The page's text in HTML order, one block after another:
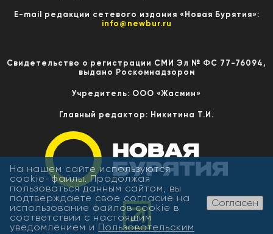
E-mail редакции сетевого издания «Новая Бурятия»:
info@newbur.ru
Свидетельство о регистрации СМИ Эл № ФС 77-76094,
выдано Роскомнадзором
Учредитель: ООО «Жасмин»
Главный редактор: Никитина Т.И.
На нашем сайте используются
cookie-файлы. Продолжая
пользоваться данным сайтом, вы
подтверждаете свое согласие на
использование файлов cookie в
соответствии с настоящим
уведомлением и Пользовательским
Согласен